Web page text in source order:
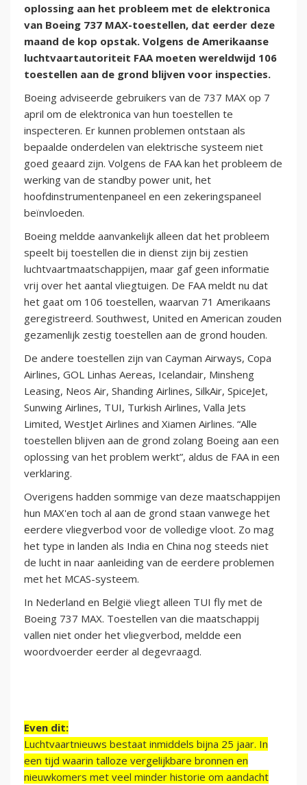
oplossing aan het probleem met de elektronica
van Boeing 737 MAX-toestellen, dat eerder deze
maand de kop opstak. Volgens de Amerikaanse
luchtvaartautoriteit FAA moeten wereldwijd 106
toestellen aan de grond blijven voor inspecties.
Boeing adviseerde gebruikers van de 737 MAX op 7
april om de elektronica van hun toestellen te
inspecteren. Er kunnen problemen ontstaan als
bepaalde onderdelen van elektrische systeem niet
goed geaard zijn. Volgens de FAA kan het probleem de
werking van de standby power unit, het
hoofdinstrumentenpaneel en een zekeringspaneel
beïnvloeden.
Boeing meldde aanvankelijk alleen dat het probleem
speelt bij toestellen die in dienst zijn bij zestien
luchtvaartmaatschappijen, maar gaf geen informatie
vrij over het aantal vliegtuigen. De FAA meldt nu dat
het gaat om 106 toestellen, waarvan 71 Amerikaans
geregistreerd. Southwest, United en American zouden
gezamenlijk zestig toestellen aan de grond houden.
De andere toestellen zijn van Cayman Airways, Copa
Airlines, GOL Linhas Aereas, Icelandair, Minsheng
Leasing, Neos Air, Shanding Airlines, SilkAir, SpiceJet,
Sunwing Airlines, TUI, Turkish Airlines, Valla Jets
Limited, WestJet Airlines and Xiamen Airlines. “Alle
toestellen blijven aan de grond zolang Boeing aan een
oplossing van het problem werkt”, aldus de FAA in een
verklaring.
Overigens hadden sommige van deze maatschappijen
hun MAX'en toch al aan de grond staan vanwege het
eerdere vliegverbod voor de volledige vloot. Zo mag
het type in landen als India en China nog steeds niet
de lucht in naar aanleiding van de eerdere problemen
met het MCAS-systeem.
In Nederland en België vliegt alleen TUI fly met de
Boeing 737 MAX. Toestellen van die maatschappij
vallen niet onder het vliegverbod, meldde een
woordvoerder eerder al degevraagd.
Even dit:
Luchtvaartnieuws bestaat inmiddels bijna 25 jaar. In
een tijd waarin talloze vergelijkbare bronnen en
nieuwkomers met veel minder historie om aandacht